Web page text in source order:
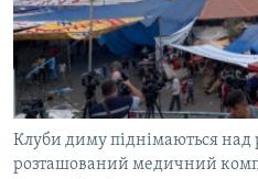
ІНФОГРАФІКА
ДОЛУЧАЙСЯ!
Усі сайти RFE/RL
Клуби диму піднімаються над
розташований медичний